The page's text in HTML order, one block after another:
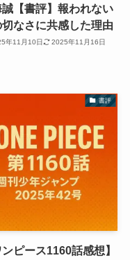
誠【書評】報われない
なさに共感した理由
年11月10日 2025年11月16日
書評
ンピース1160話感想】